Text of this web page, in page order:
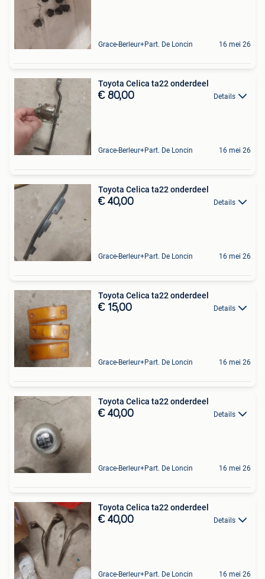
Grace-Berleur+Part. De Loncin 16 mei 26
Toyota Celica ta22 onderdeel
€ 80,00 Details
Grace-Berleur+Part. De Loncin 16 mei 26
Toyota Celica ta22 onderdeel
€ 40,00 Details
Grace-Berleur+Part. De Loncin 16 mei 26
Toyota Celica ta22 onderdeel
€ 15,00 Details
Grace-Berleur+Part. De Loncin 16 mei 26
Toyota Celica ta22 onderdeel
€ 40,00 Details
Grace-Berleur+Part. De Loncin 16 mei 26
Toyota Celica ta22 onderdeel
€ 40,00 Details
Grace-Berleur+Part. De Loncin 16 mei 26